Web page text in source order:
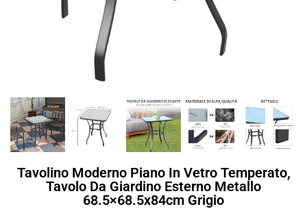
Tavolino Moderno Piano In Vetro Temperato,
Tavolo Da Giardino Esterno Metallo
68.5×68.5x84cm Grigio